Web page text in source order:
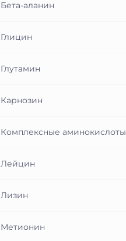
Бета-аланин
Глицин
Глутамин
Карнозин
Комплексные аминокислоты
Лейцин
Лизин
Метионин